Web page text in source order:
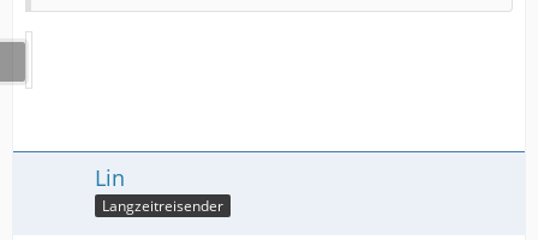
Lin
Langzeitreisender